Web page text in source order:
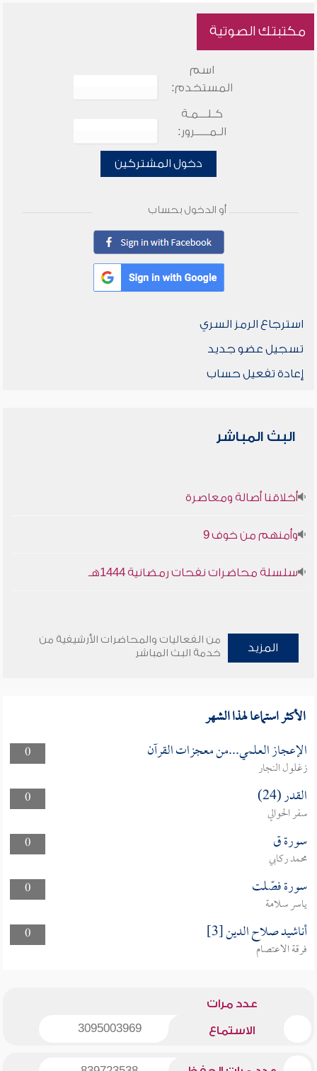
مكتبتك الصوتية
اسم
المستخدم:
كـلـــمـة
الـمـــــرور:
دخول المشتركين
أو الدخول بحساب
استرجاع الرمز السري
تسجيل عضو جديد
إعادة تفعيل حساب
البث المباشر
أخلاقنا أصالة ومعاصرة
وأمنهم من خوف 9
سلسلة محاضرات نفحات رمضانية 1444هـ
المزيد
من الفعاليات والمحاضرات الأرشيفية من
خدمة البث المباشر
الأكثر استماعا لهذا الشهر
0 الإعجاز العلمي...من معجزات القرآن
زغلول النجار
0
القدر (24)
سفر الحوالي
0
سورة ق
محمد ركابي
0
سورة فصّلت
ياسر سلامة
0
أناشيد صلاح الدين [3]
فرقة الاعتصام
عدد مرات
الاستماع 3095003969